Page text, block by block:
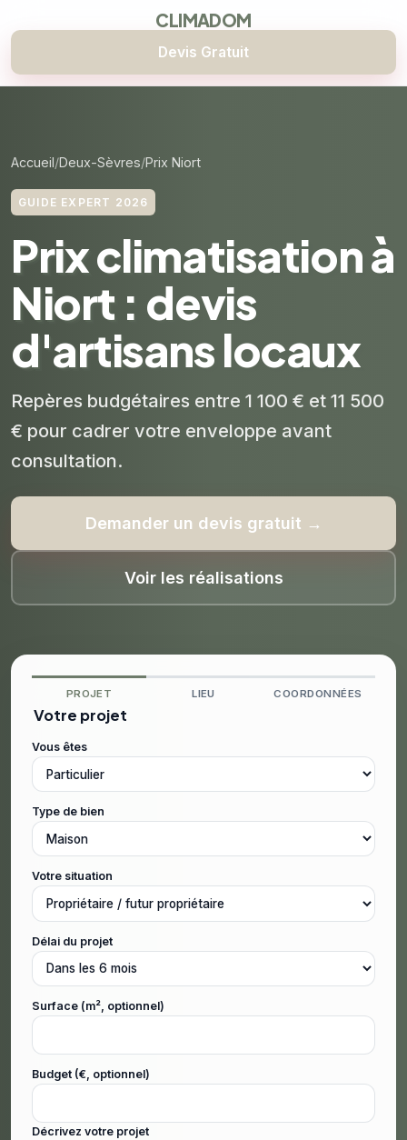
CLIMADOM
Devis Gratuit
Accueil Deux-Sèvres Prix Niort
GUIDE EXPERT 2026
Prix climatisation à
Niort : devis
d'artisans locaux
Repères budgétaires entre 1 100 € et 11 500
€ pour cadrer votre enveloppe avant
consultation.
Demander un devis gratuit →
Voir les réalisations
PROJET LIEU COORDONNÉES
Votre projet
Vous êtes
Type de bien
Votre situation
Délai du projet
Surface (m², optionnel)
Budget (€, optionnel)
Décrivez votre projet